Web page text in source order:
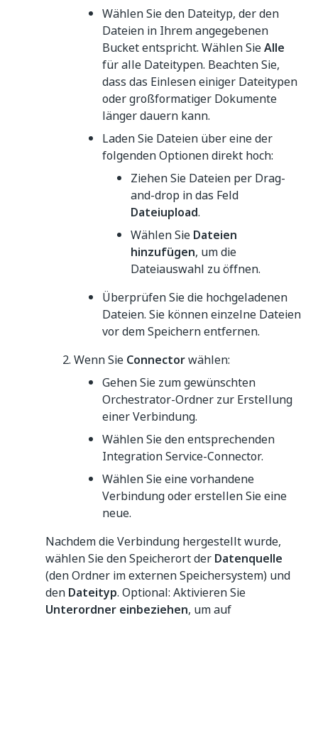
Wählen Sie den Dateityp, der den
Dateien in Ihrem angegebenen
Bucket entspricht. Wählen SieAlle
für alle Dateitypen. Beachten Sie,
dass das Einlesen einiger Dateitypen
oder großformatiger Dokumente
länger dauern kann.
Laden Sie Dateien über eine der
folgenden Optionen direkt hoch:
Ziehen Sie Dateien per Drag-
and-drop in das Feld
Dateiupload.
Wählen Sie Dateien
hinzufügen, um die
Dateiauswahl zu öffnen.
Überprüfen Sie die hochgeladenen
Dateien. Sie können einzelne Dateien
vor dem Speichern entfernen.
Wenn Sie Connectorwählen:
Gehen Sie zum gewünschten
Orchestrator-Ordner zur Erstellung
einer Verbindung.
Wählen Sie den entsprechenden
Integration Service-Connector.
Wählen Sie eine vorhandene
Verbindung oder erstellen Sie eine
neue.
Nachdem die Verbindung hergestellt wurde,
wählen Sie den Speicherort der Datenquelle
(den Ordner im externen Speichersystem) und
den Dateityp. Optional: Aktivieren Sie
Unterordner einbeziehen, um auf